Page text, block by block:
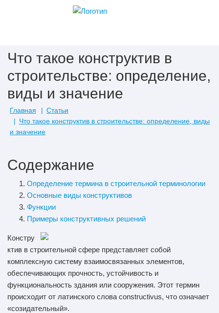
Что такое конструктив в
строительстве: определение,
виды и значение
Главная
Статьи
Что такое конструктив в строительстве: определение, виды
и значение
Содержание
Определение термина в строительной терминологии
Основные виды конструктивов
Функции
Примеры конструктивных решений
Констру
ктив в строительной сфере представляет собой
комплексную систему взаимосвязанных элементов,
обеспечивающих прочность, устойчивость и
функциональность здания или сооружения. Этот термин
происходит от латинского слова constructivus, что означает
«созидательный».